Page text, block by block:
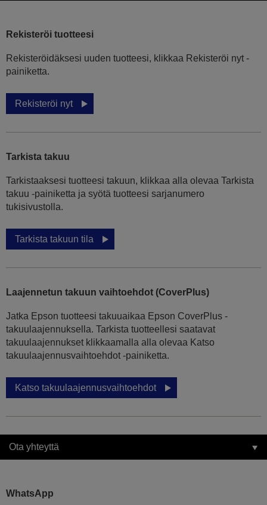
Rekisteröi tuotteesi
Rekisteröidäksesi uuden tuotteesi, klikkaa Rekisteröi nyt -
painiketta.
Rekisteröi nyt
Tarkista takuu
Tarkistaaksesi tuotteesi takuun, klikkaa alla olevaa Tarkista
takuu -painiketta ja syötä tuotteesi sarjanumero
tukisivustolla.
Tarkista takuun tila
Laajennetun takuun vaihtoehdot (CoverPlus)
Jatka Epson tuotteesi takuuaikaa Epson CoverPlus -
takuulaajennuksella. Tarkista tuotteellesi saatavat
takuulaajennukset klikkaamalla alla olevaa Katso
takuulaajennusvaihtoehdot -painiketta.
Katso takuulaajennusvaihtoehdot
Ota yhteyttä
WhatsApp